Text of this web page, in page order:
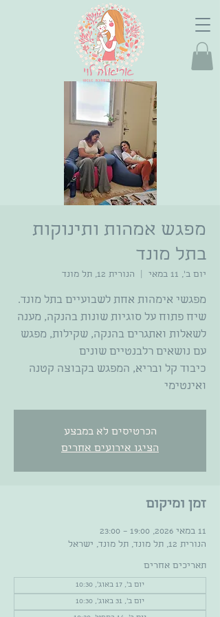
מפגש אמהות ותינוקות
בתל מונד
יום ב׳, 11 במאי הנורית 12, תל מונד
מפגשי אימהות אחת לשבועיים בתל מונד.
שיח פתוח על סוגיות שונות בהנקה, מענה
לשאלות ואתגרים בהנקה, שקילות, מפגש
כיבוד קל ובריא, המפגש בקבוצה קטנה
ואינטימי
הכרטיסים לא במבצע
הציגו אירועים אחרים
זמן ומיקום
11 במאי 2026, 19:00 – 23:00
הנורית 12, תל מונד, תל מונד, ישראל
תאריכים אחרים
יום ב׳, 17 באוג׳, 10:30
יום ב׳, 31 באוג׳, 10:30